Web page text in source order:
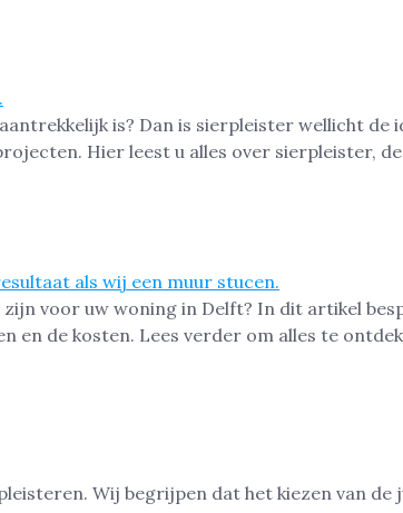
is? Dan is sierpleister wellicht de
Hier leest u alles over sierpleister,
voor uw woning in Delft? In dit artikel
de kosten. Lees verder om alles te
Wij begrijpen dat het kiezen van de